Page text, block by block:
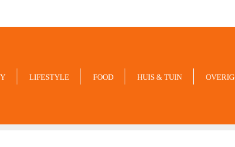
LIFESTYLE FOOD HUIS & TUIN OVERIG